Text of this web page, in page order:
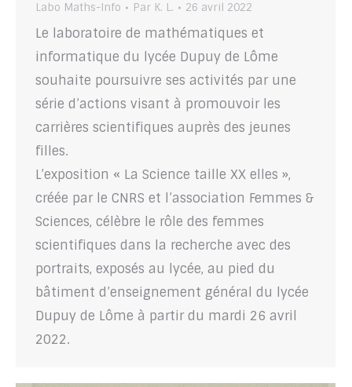
Labo Maths-Info Par K. L. 26 avril 2022
Le laboratoire de mathématiques et
informatique du lycée Dupuy de Lôme
souhaite poursuivre ses activités par une
série d’actions visant à promouvoir les
carrières scientifiques auprès des jeunes
filles.
L’exposition « La Science taille XX elles »,
créée par le CNRS et l’association Femmes &
Sciences, célèbre le rôle des femmes
scientifiques dans la recherche avec des
portraits, exposés au lycée, au pied du
bâtiment d’enseignement général du lycée
Dupuy de Lôme à partir du mardi 26 avril
2022.